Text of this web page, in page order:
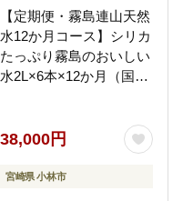
【定期便・霧島連山天然
水12か月コース】シリカ
たっぷり霧島のおいしい
水2L×6本×12か月（国産
然水 水 中硬水 シリカ 美
容 人気 霧島 宮崎 小林）
38,000円
宮崎県 小林市